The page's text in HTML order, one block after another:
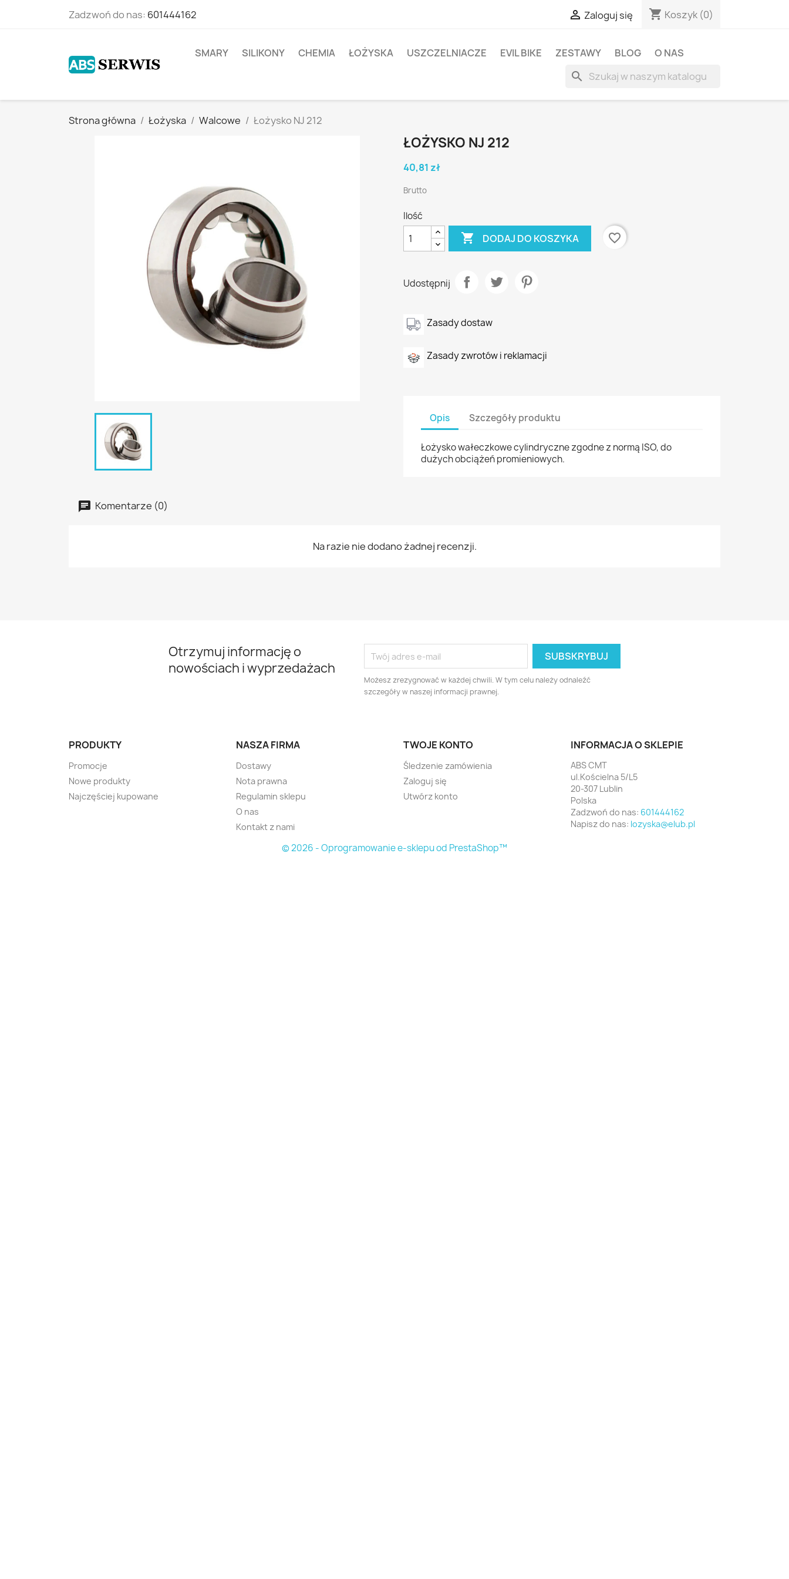
Zadzwoń do nas: 601444162  Zaloguj się shopping_cart Koszyk (0)
SMARY SILIKONY CHEMIA ŁOŻYSKA USZCZELNIACZE EVIL BIKE ZESTAWY BLOG O NAS
search
Strona główna Łożyska Walcowe Łożysko NJ 212
ŁOŻYSKO NJ 212
40,81 zł
Brutto
Ilość
 DODAJ DO KOSZYKA favorite_border
Udostępnij
Zasady dostaw
Zasady zwrotów i reklamacji
Opis Szczegóły produktu
Łożysko wałeczkowe cylindryczne zgodne z normą ISO, do
dużych obciążeń promieniowych.
Komentarze (0)
Na razie nie dodano żadnej recenzji.
Otrzymuj informację o
nowościach i wyprzedażach
Możesz zrezygnować w każdej chwili. W tym celu należy odnaleźć
szczegóły w naszej informacji prawnej.
PRODUKTY
Promocje
Nowe produkty
Najczęściej kupowane
NASZA FIRMA
Dostawy
Nota prawna
Regulamin sklepu
O nas
Kontakt z nami
TWOJE KONTO
Śledzenie zamówienia
Zaloguj się
Utwórz konto
INFORMACJA O SKLEPIE
ABS CMT
ul.Kościelna 5/L5
20-307 Lublin
Polska
Zadzwoń do nas: 601444162
Napisz do nas: lozyska@elub.pl
© 2026 - Oprogramowanie e-sklepu od PrestaShop™